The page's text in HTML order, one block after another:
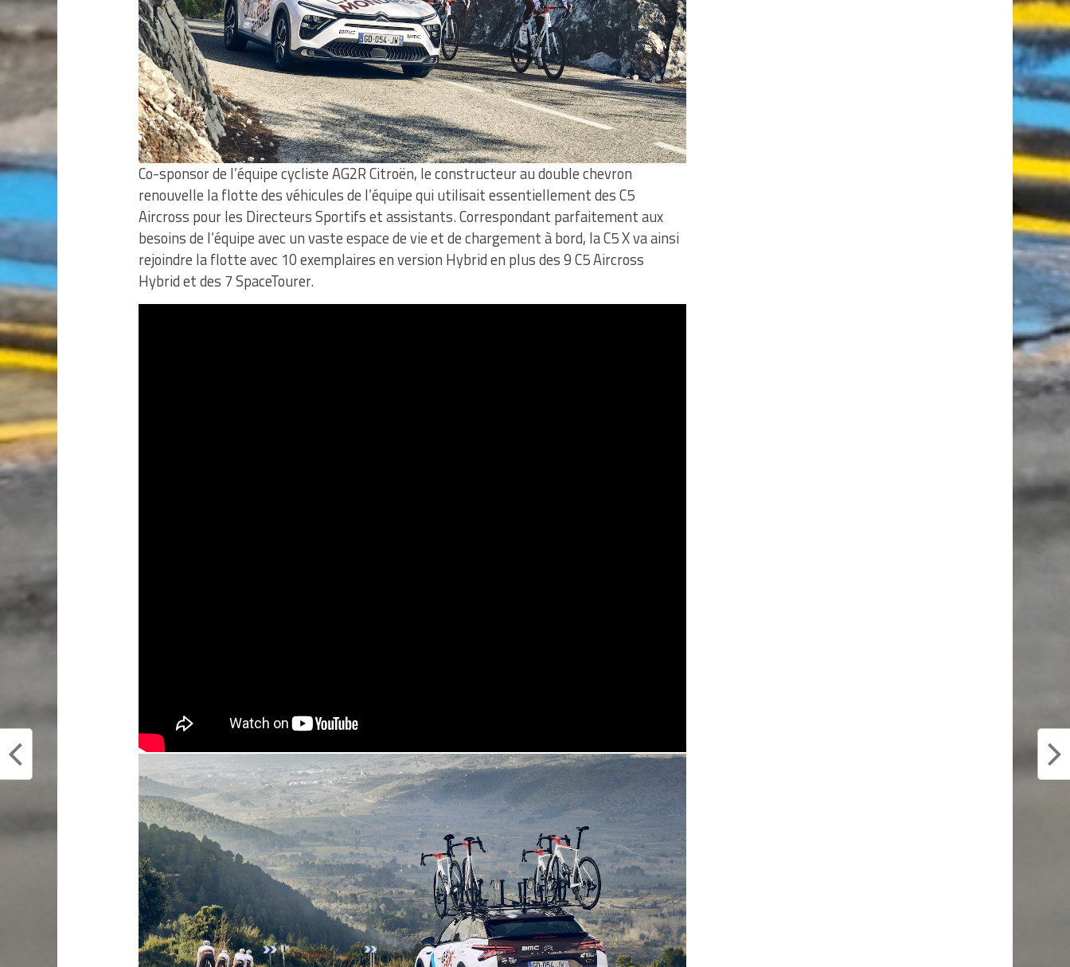
Co-sponsor de l’équipe cycliste AG2R Citroën, le constructeur au double chevron
renouvelle la flotte des véhicules de l’équipe qui utilisait essentiellement des C5
Aircross pour les Directeurs Sportifs et assistants. Correspondant parfaitement aux
besoins de l’équipe avec un vaste espace de vie et de chargement à bord, la C5 X va ainsi
rejoindre la flotte avec 10 exemplaires en version Hybrid en plus des 9 C5 Aircross
Hybrid et des 7 SpaceTourer.